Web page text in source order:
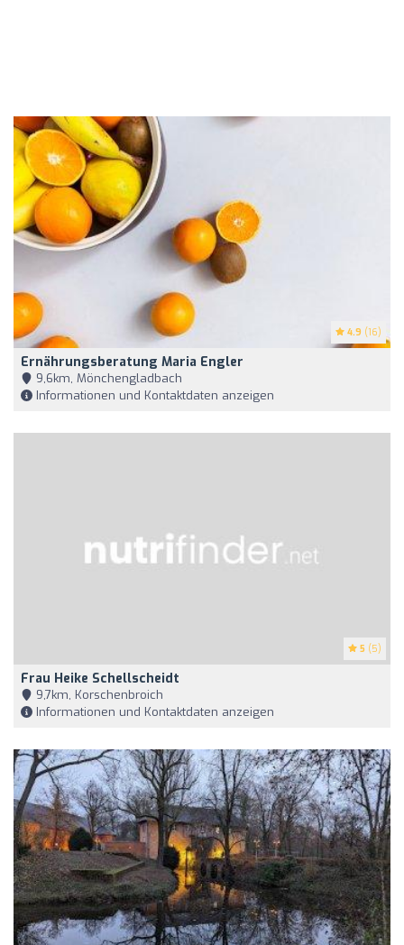
4.9 (16)
Ernährungsberatung Maria Engler
9,6km, Mönchengladbach
Informationen und Kontaktdaten anzeigen
5 (5)
Frau Heike Schellscheidt
9,7km, Korschenbroich
Informationen und Kontaktdaten anzeigen